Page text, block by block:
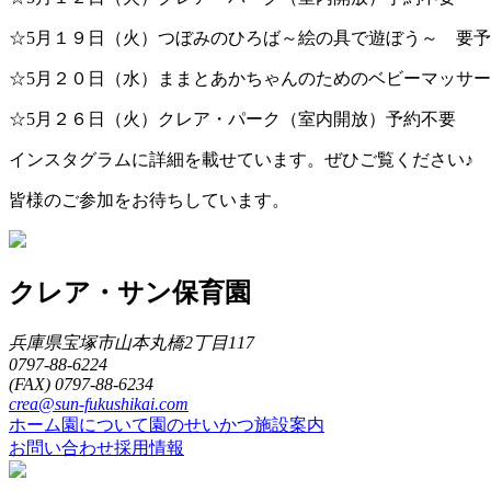
☆5月１９日（火）つぼみのひろば～絵の具で遊ぼう～ 要
☆5月２０日（水）ままとあかちゃんのためのベビーマッサ
☆5月２６日（火）クレア・パーク（室内開放）予約不要
インスタグラムに詳細を載せています。ぜひご覧ください♪
皆様のご参加をお待ちしています。
クレア・サン保育園
兵庫県宝塚市山本丸橋2丁目117
0797-88-6224
(FAX) 0797-88-6234
crea@sun-fukushikai.com
ホーム 園について 園のせいかつ施設案内
お問い合わせ採用情報